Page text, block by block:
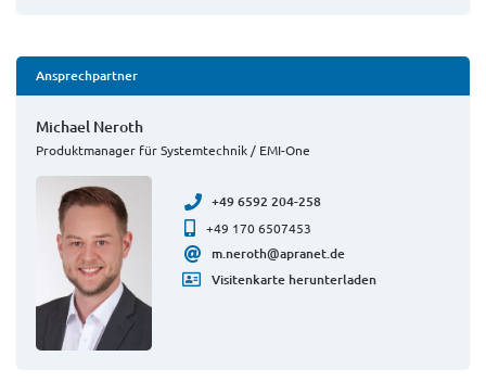
Ansprechpartner
Michael Neroth
Produktmanager für Systemtechnik / EMI-One
+49 6592 204-258
+49 170 6507453
m.neroth@apranet.de
Visitenkarte herunterladen